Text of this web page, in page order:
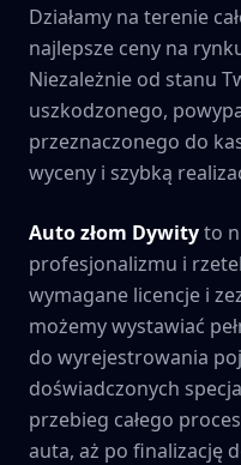
Działamy na terenie
najlepsze ceny na
Niezależnie od stanu
uszkodzonego,
przeznaczonego do
wyceny i szybką
Auto złom Dywityto
profesjonalizmu i
wymagane licencje i
możemy wystawiać
do wyrejestrowania
doświadczonych
przebieg całego
auta, aż po finalizację